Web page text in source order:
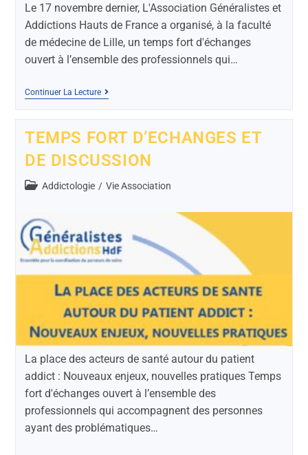
Le 17 novembre dernier, L'Association Généralistes et
Addictions Hauts de France a organisé, à la faculté
de médecine de Lille, un temps fort d'échanges
ouvert à l’ensemble des professionnels qui…
Continuer La Lecture
TEMPS FORT D’ECHANGES ET
DE DISCUSSION
Addictologie / Vie Association
La place des acteurs de santé autour du patient
addict : Nouveaux enjeux, nouvelles pratiques Temps
fort d'échanges ouvert à l’ensemble des
professionnels qui accompagnent des personnes
ayant des problématiques…